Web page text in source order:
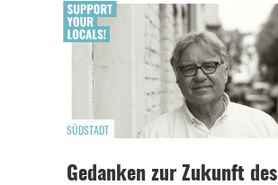
SÜDSTADT
Gedanken zur Zukunft des